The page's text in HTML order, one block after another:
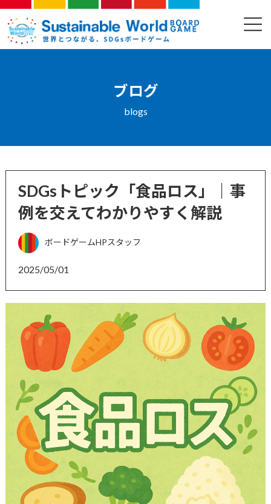
ブログ
ブログ
blogs
SDGsトピック「食品ロス」｜事
例を交えてわかりやすく解説
ボードゲームHPスタッフ
2025/05/01